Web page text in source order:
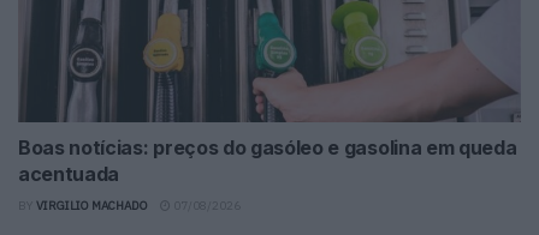
Boas notícias: preços do gasóleo e gasolina em queda
acentuada
VIRGILIO MACHADO